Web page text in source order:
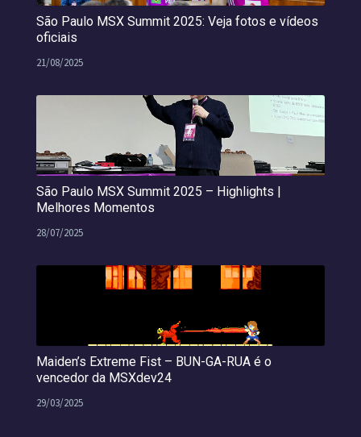
São Paulo MSX Summit 2025: Veja fotos e vídeos
oficiais
21/08/2025
São Paulo MSX Summit 2025 – Highlights |
Melhores Momentos
28/07/2025
Maiden’s Extreme Fist – BUN-GA-RUA é o
vencedor da MSXdev24
29/03/2025